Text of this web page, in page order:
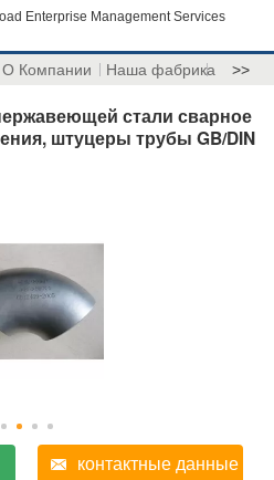
Enterprise Management Services
О Компании Наша фабрика >>
стали сварное
штуцеры трубы GB/DIN
контактные данные